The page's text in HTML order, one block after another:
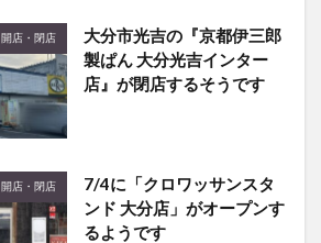
開店・閉店
大分市光吉の『京都伊三郎
製ぱん 大分光吉インター
店』が閉店するそうです
開店・閉店
7/4に「クロワッサンスタ
ンド 大分店」がオープンす
るようです